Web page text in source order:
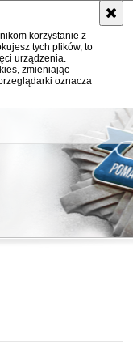
korzystanie z
tych plików, to
urządzenia.
zmieniając
oznacza